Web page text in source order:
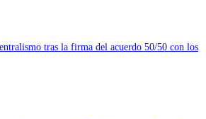
tras la firma del acuerdo 50/50 con los